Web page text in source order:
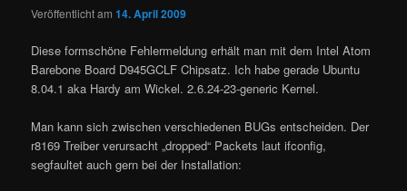
Veröffentlicht am14. April 2009
Diese formschöne Fehlermeldung erhält man mit dem Intel Atom
Barebone Board D945GCLF Chipsatz. Ich habe gerade Ubuntu
8.04.1 aka Hardy am Wickel. 2.6.24-23-generic Kernel.
Man kann sich zwischen verschiedenen BUGs entscheiden. Der
r8169 Treiber verursacht „dropped“ Packets laut ifconfig,
segfaultet auch gern bei der Installation: